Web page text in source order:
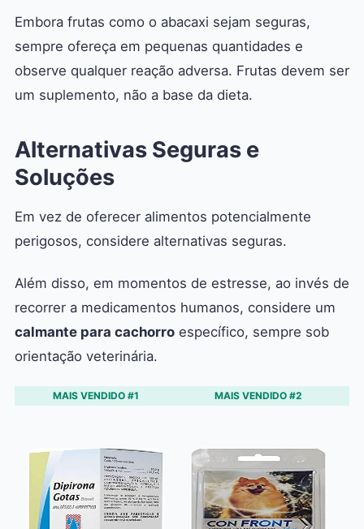
Embora frutas como o abacaxi sejam seguras,
sempre ofereça em pequenas quantidades e
observe qualquer reação adversa. Frutas devem ser
um suplemento, não a base da dieta.
Alternativas Seguras e
Soluções
Em vez de oferecer alimentos potencialmente
perigosos, considere alternativas seguras.
Além disso, em momentos de estresse, ao invés de
recorrer a medicamentos humanos, considere um
calmante para cachorro específico, sempre sob
orientação veterinária.
MAIS VENDIDO #1 MAIS VENDIDO #2